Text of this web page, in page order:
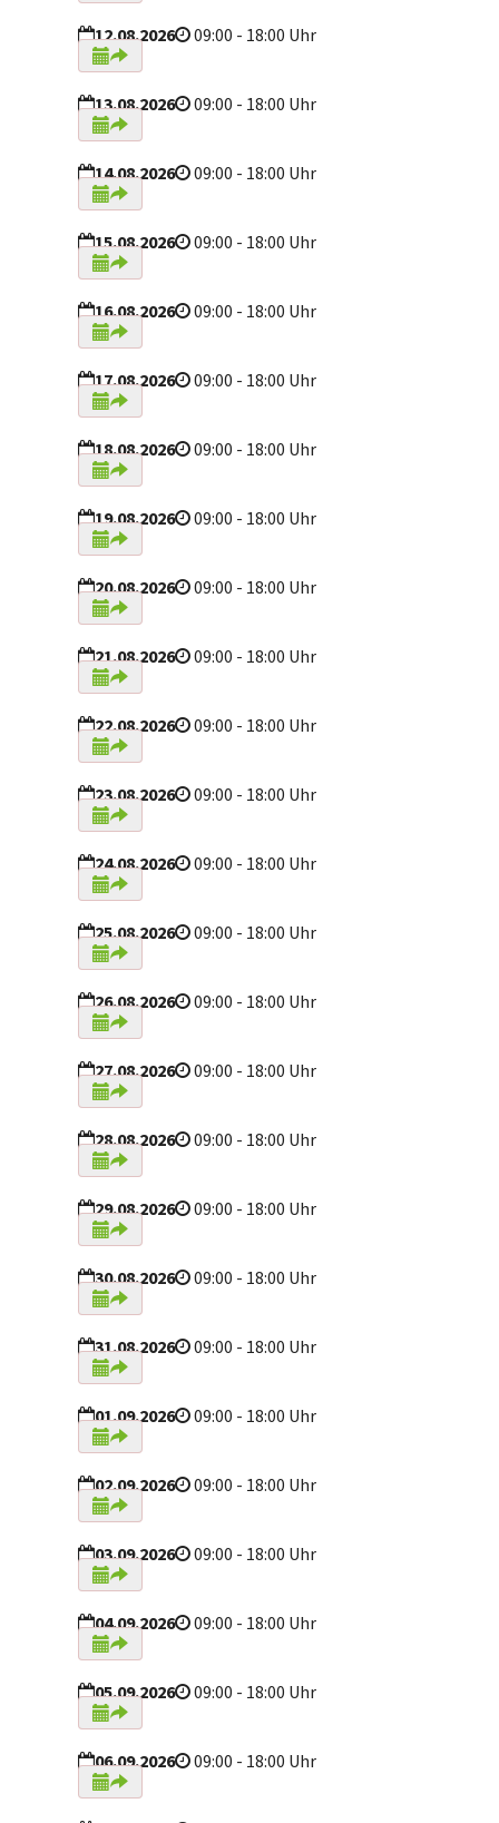
12.08.2026 09:00 - 18:00 Uhr
13.08.2026 09:00 - 18:00 Uhr
14.08.2026 09:00 - 18:00 Uhr
15.08.2026 09:00 - 18:00 Uhr
16.08.2026 09:00 - 18:00 Uhr
17.08.2026 09:00 - 18:00 Uhr
18.08.2026 09:00 - 18:00 Uhr
19.08.2026 09:00 - 18:00 Uhr
20.08.2026 09:00 - 18:00 Uhr
21.08.2026 09:00 - 18:00 Uhr
22.08.2026 09:00 - 18:00 Uhr
23.08.2026 09:00 - 18:00 Uhr
24.08.2026 09:00 - 18:00 Uhr
25.08.2026 09:00 - 18:00 Uhr
26.08.2026 09:00 - 18:00 Uhr
27.08.2026 09:00 - 18:00 Uhr
28.08.2026 09:00 - 18:00 Uhr
29.08.2026 09:00 - 18:00 Uhr
30.08.2026 09:00 - 18:00 Uhr
31.08.2026 09:00 - 18:00 Uhr
01.09.2026 09:00 - 18:00 Uhr
02.09.2026 09:00 - 18:00 Uhr
03.09.2026 09:00 - 18:00 Uhr
04.09.2026 09:00 - 18:00 Uhr
05.09.2026 09:00 - 18:00 Uhr
06.09.2026 09:00 - 18:00 Uhr